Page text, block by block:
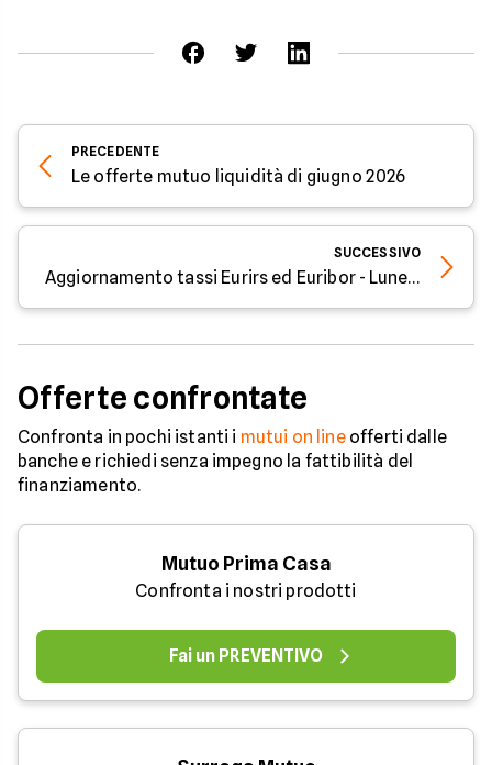
PRECEDENTE
Le offerte mutuo liquidità di giugno 2026
SUCCESSIVO
Aggiornamento tassi Eurirs ed Euribor - Lunedì 8 giugno 2026
Offerte confrontate
Confronta in pochi istanti i mutui on lineofferti dalle
banche e richiedi senza impegno la fattibilità del
finanziamento.
Mutuo Prima Casa
Confronta i nostri prodotti
Fai un PREVENTIVO